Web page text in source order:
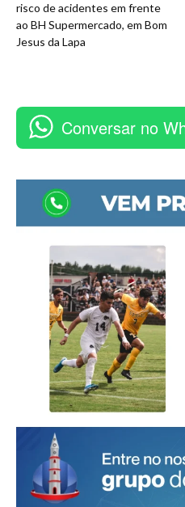
risco de acidentes em frente
ao BH Supermercado, em Bom
Jesus da Lapa
Conversar no